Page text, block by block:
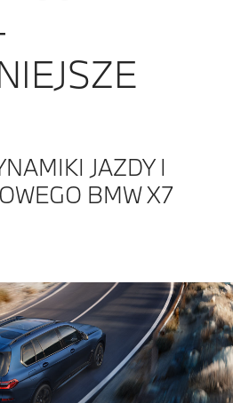
JAZDY I
BMW X7